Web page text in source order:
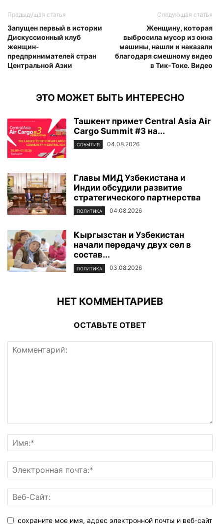
Предыдущая статья
Запущен первый в истории
Дискуссионный клуб
женщин-
предпринимателей стран
Центральной Азии
Следующая статья
Женщину, которая
выбросила мусор из окна
машины, нашли и наказали
благодаря смешному видео
в Тик-Токе. Видео
ЭТО МОЖЕТ БЫТЬ ИНТЕРЕСНО
Ташкент примет Central Asia Air
Cargo Summit #3 на...
СОБЫТИЯ 04.08.2026
Главы МИД Узбекистана и
Индии обсудили развитие
стратегического партнерства
ПОЛИТИКА 04.08.2026
Кыргызстан и Узбекистан
начали передачу двух сел в
состав...
ПОЛИТИКА 03.08.2026
НЕТ КОММЕНТАРИЕВ
ОСТАВЬТЕ ОТВЕТ
сохраните мое имя, адрес электронной почты и веб-сайт